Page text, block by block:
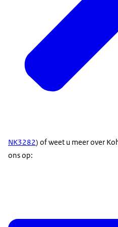
NK3282) of weet u meer over
ons op: